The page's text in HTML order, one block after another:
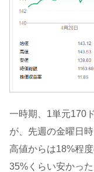
一時期、1単元170
が、先週の金曜日
高値からは18%程
35%くらい安かっ